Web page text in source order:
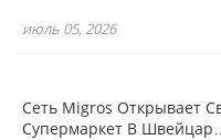
июль 05, 2026
Сеть Migros Открывает
Супермаркет В